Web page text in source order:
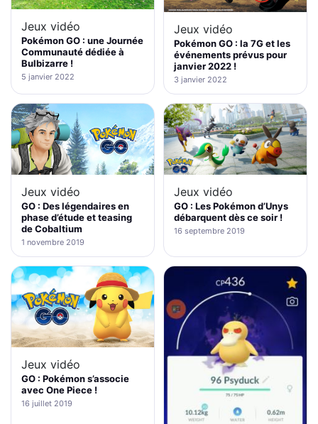
Jeux vidéo
Pokémon GO : une Journée
Communauté dédiée à
Bulbizarre !
5 janvier 2022
Jeux vidéo
Pokémon GO : la 7G et les
événements prévus pour
janvier 2022 !
3 janvier 2022
Jeux vidéo
GO : Des légendaires en
phase d’étude et teasing
de Cobaltium
1 novembre 2019
Jeux vidéo
GO : Les Pokémon d’Unys
débarquent dès ce soir !
16 septembre 2019
Jeux vidéo
GO : Pokémon s’associe
avec One Piece !
16 juillet 2019